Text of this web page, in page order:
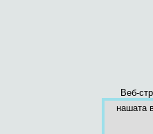
Веб-
нашата